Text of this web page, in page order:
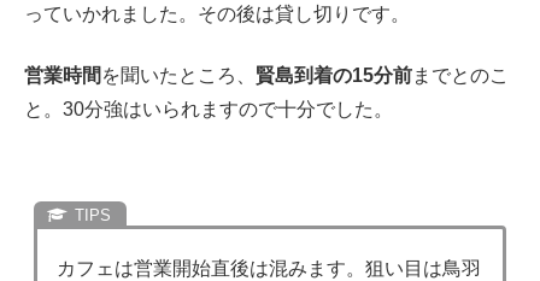
っていかれました。その後は貸し切りです。
営業時間 を聞いたところ、 賢島到着の15分前までとのこ
と。30分強はいられますので十分でした。
カフェは営業開始直後は混みます。狙い目は鳥羽